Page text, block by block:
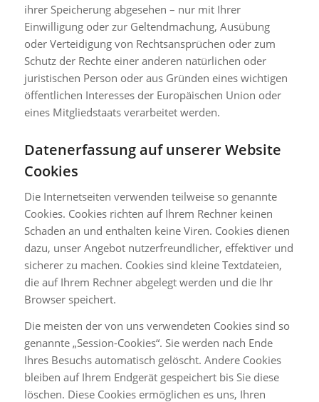
ihrer Speicherung abgesehen – nur mit Ihrer
Einwilligung oder zur Geltendmachung, Ausübung
oder Verteidigung von Rechtsansprüchen oder zum
Schutz der Rechte einer anderen natürlichen oder
juristischen Person oder aus Gründen eines wichtigen
öffentlichen Interesses der Europäischen Union oder
eines Mitgliedstaats verarbeitet werden.
Datenerfassung auf unserer Website
Cookies
Die Internetseiten verwenden teilweise so genannte
Cookies. Cookies richten auf Ihrem Rechner keinen
Schaden an und enthalten keine Viren. Cookies dienen
dazu, unser Angebot nutzerfreundlicher, effektiver und
sicherer zu machen. Cookies sind kleine Textdateien,
die auf Ihrem Rechner abgelegt werden und die Ihr
Browser speichert.
Die meisten der von uns verwendeten Cookies sind so
genannte „Session-Cookies“. Sie werden nach Ende
Ihres Besuchs automatisch gelöscht. Andere Cookies
bleiben auf Ihrem Endgerät gespeichert bis Sie diese
löschen. Diese Cookies ermöglichen es uns, Ihren